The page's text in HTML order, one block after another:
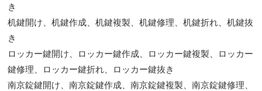
き
机鍵開け、机鍵作成、机鍵複製、机鍵修理、机鍵折れ、机鍵抜
き
ロッカー鍵開け、ロッカー鍵作成、ロッカー鍵複製、ロッカー
鍵修理、ロッカー鍵折れ、ロッカー鍵抜き
南京錠鍵開け、南京錠鍵作成、南京錠鍵複製、南京錠鍵修理、